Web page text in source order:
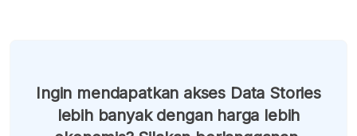
Ingin mendapatkan akses Data Stories
lebih banyak dengan harga lebih